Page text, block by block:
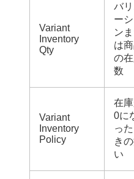
Variant
Inventory
Qty
バ
ー
ン
は
の
数
Variant
Inventory
Policy
在
0に
っ
き
い